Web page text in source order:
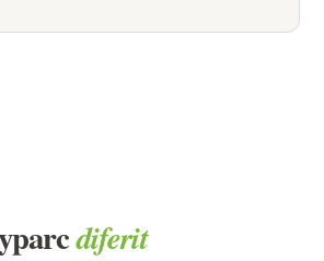
diferit